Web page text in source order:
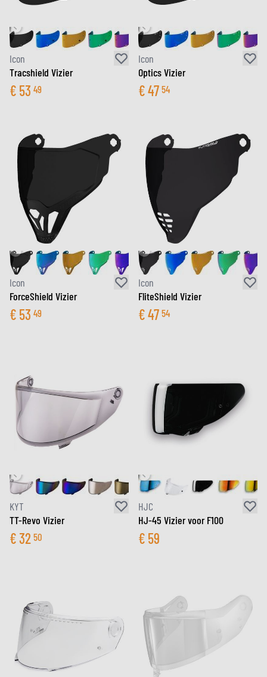
Icon
Tracshield Vizier
€ 53 49
Icon
Optics Vizier
€47 54
Icon
ForceShield Vizier
€ 53 49
Icon
FliteShield Vizier
€47 54
KYT
TT-Revo Vizier
€32 50
HJC
HJ-45 Vizier voor F100
€ 59